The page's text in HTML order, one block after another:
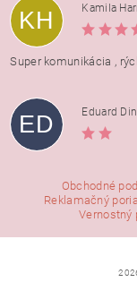
KH
Kamila
Super komunikácia ,
ED Eduard
Obchodné
Reklamačný
Vernostný